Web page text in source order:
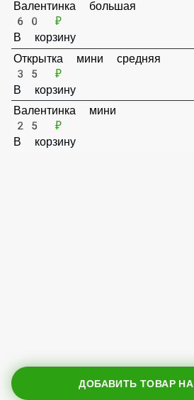
Валентинка большая
60 ₽
В корзину
Открытка мини средняя
35 ₽
В корзину
Валентинка мини
25 ₽
ДОБАВИТЬ ТОВАР НА